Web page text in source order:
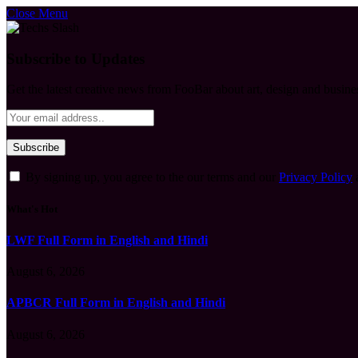
Close Menu
Privacy Policy
LWF Full Form in English and Hindi
APBCR Full Form in English and Hindi